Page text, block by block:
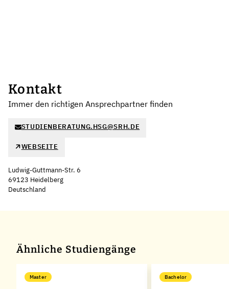
Kontakt
Immer den richtigen Ansprechpartner finden
STUDIENBERATUNG.HSG@SRH.DE
WEBSEITE
Ludwig-Guttmann-Str. 6
69123 Heidelberg
Deutschland
Ähnliche Studiengänge
Master Bachelor